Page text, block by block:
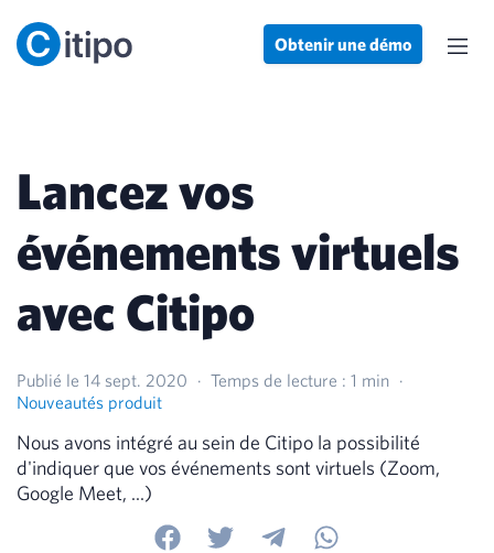
Obtenir une démo
Lancez vos
événements virtuels
avec Citipo
Publié le 14 sept. 2020 · Temps de lecture : 1 min ·
Nouveautés produit
Nous avons intégré au sein de Citipo la possibilité
d'indiquer que vos événements sont virtuels (Zoom,
Google Meet, ...)